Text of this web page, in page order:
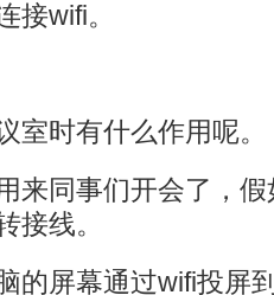
接wifi。
室时有什么作用呢。
来同事们开会了，
接线。
的屏幕通过wifi投屏